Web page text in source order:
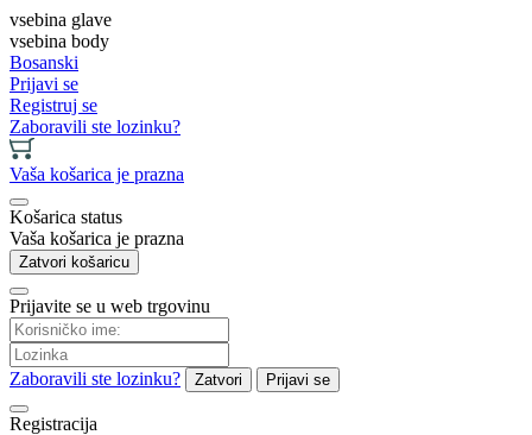
vsebina glave
vsebina body
Bosanski
Prijavi se
Registruj se
Zaboravili ste lozinku?
Vaša košarica je prazna
Košarica status
Vaša košarica je prazna
Zatvori košaricu
Prijavite se u web trgovinu
Zaboravili ste lozinku? Zatvori Prijavi se
Registracija